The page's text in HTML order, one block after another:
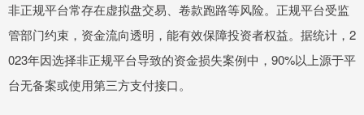
非正规平台常存在虚拟盘交易、卷款跑路等风险。正规平台受监
管部门约束，资金流向透明，能有效保障投资者权益。据统计，2
023年因选择非正规平台导致的资金损失案例中，90%以上源于平
台无备案或使用第三方支付接口。